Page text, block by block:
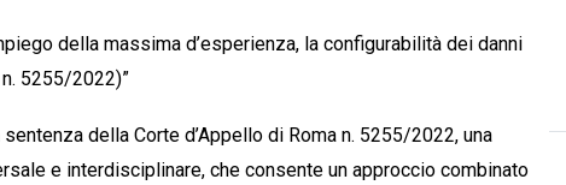
della massima d’esperienza, la configurabilità dei danni
n. 5255/2022)”
sentenza della Corte d’Appello di Roma n. 5255/2022, una
e interdisciplinare, che consente un approccio combinato